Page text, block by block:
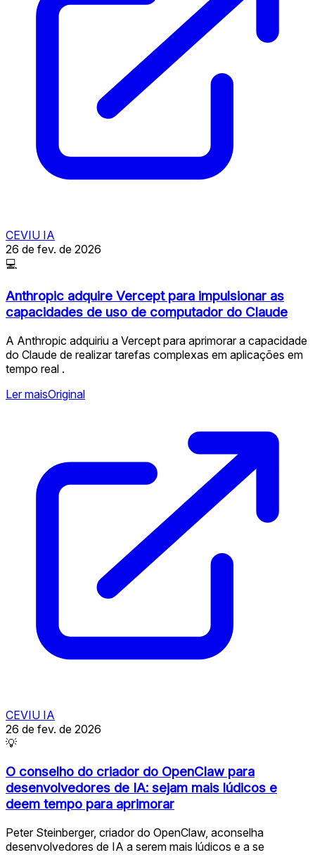
CEVIU IA
26 de fev. de 2026
💻
Anthropic adquire Vercept para impulsionar as
capacidades de uso de computador do Claude
A Anthropic adquiriu a Vercept para aprimorar a capacidade
do Claude de realizar tarefas complexas em aplicações em
tempo real .
Ler maisOriginal
CEVIU IA
26 de fev. de 2026
💡
O conselho do criador do OpenClaw para
desenvolvedores de IA: sejam mais lúdicos e
deem tempo para aprimorar
Peter Steinberger, criador do OpenClaw, aconselha
desenvolvedores de IA a serem mais lúdicos e a se